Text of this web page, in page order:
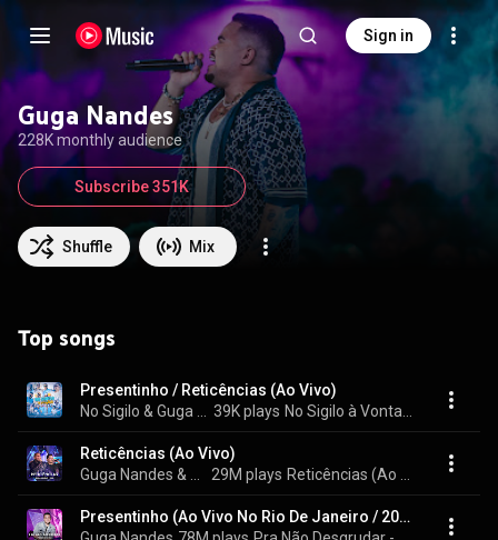
Sign in
Guga Nandes
228K monthly audience
Shuffle Mix
Subscribe 351K
Top songs
Presentinho / Reticências (Ao Vivo)
39K plays
Reticências (Ao Vivo)
29M plays
Presentinho (Ao Vivo No Rio De Janeiro / 2019)